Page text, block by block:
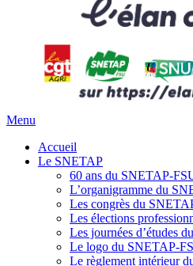
Menu
Accueil
Le SNETAP
60 ans du SNETAP-
L’organigramme du
Les congrès du
Les élections
Les journées d’études
Le logo du SNETAP-
Le règlement intérieur